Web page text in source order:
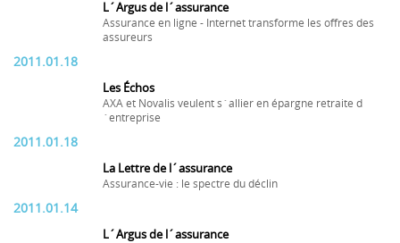
L´Argus de l´assurance
Assurance en ligne - Internet transforme les offres des
assureurs
2011.01.18
Les Échos
AXA et Novalis veulent s´allier en épargne retraite d
´entreprise
2011.01.18
La Lettre de l´assurance
Assurance-vie : le spectre du déclin
2011.01.14
L´Argus de l´assurance